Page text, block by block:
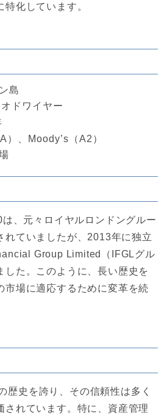
化しています。
島
ドワイヤー
）、Moody’s（A2）
、元々ロイヤルロンドングルー
れていましたが、2013年に独立
Group Limited（IFGLグル
した。このように、長い歴史を
市場に適応するために変革を続
歴史を誇り、その信頼性は多く
されています。特に、資産管理